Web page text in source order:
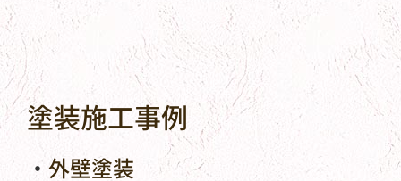
塗装施工事例
外壁塗装